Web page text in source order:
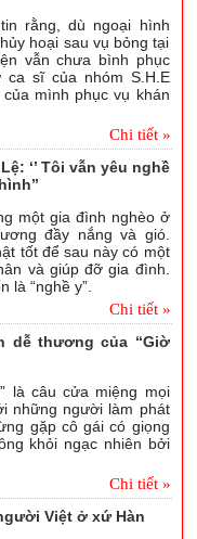
rằng, dù ngoại hình
hoại sau vụ bỏng tại
vẫn chưa bình phục
ca sĩ của nhóm S.H.E
mình phục vụ khán
Chi tiết »
‘’ Tôi vẫn yêu nghề
một gia đình nghèo ở
đầy nắng và gió.
tốt để sau này có một
và giúp đỡ gia đình.
là “nghề y”.
Chi tiết »
dễ thương của “Giờ
là câu cửa miệng mọi
những người làm phát
gặp cô gái có giọng
khỏi ngạc nhiên bởi
Chi tiết »
Việt ở xứ Hàn